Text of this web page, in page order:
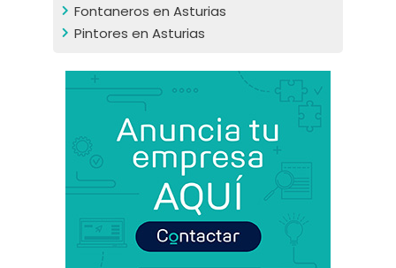
Fontaneros en Asturias
Pintores en Asturias